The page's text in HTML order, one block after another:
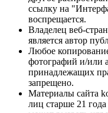
ссылку на
воспрещается.
Владелец веб-
является автор
Любое
фотографий и/или
принадлежащих
запрещено.
Материалы сайта
лиц старше 21